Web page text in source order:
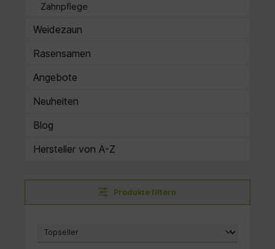
Zahnpflege
Weidezaun
Rasensamen
Angebote
Neuheiten
Blog
Hersteller von A-Z
Produkte filtern